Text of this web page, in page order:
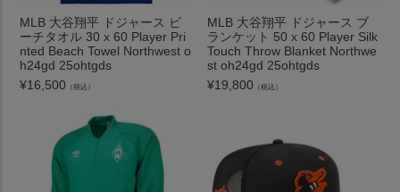
MLB 大谷翔平 ドジャース ビ
ーチタオル 30 x 60 Player Pri
nted Beach Towel Northwest o
h24gd 25ohtgds
¥16,500 （税込）
MLB 大谷翔平 ドジャース ブ
ランケット 50 x 60 Player Silk
Touch Throw Blanket Northwe
st oh24gd 25ohtgds
¥19,800 （税込）